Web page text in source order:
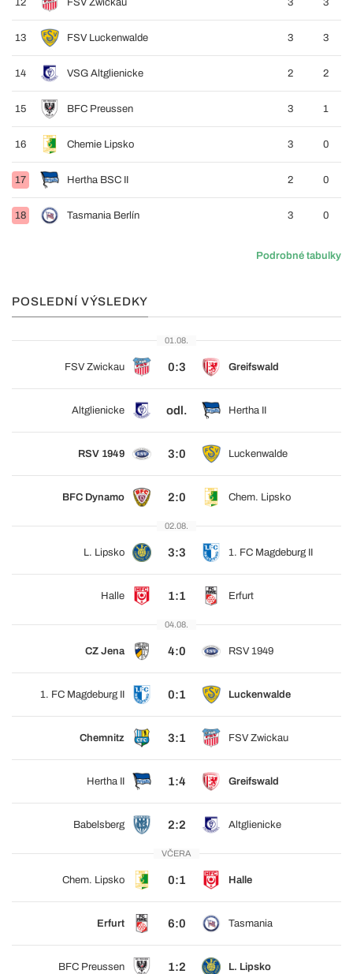
12 FSV Zwickau 3 3
13 FSV Luckenwalde 3 3
14 VSG Altglienicke 2 2
15 BFC Preussen 3 1
16 Chemie Lipsko 3 0
17 Hertha BSC II 2 0
18 Tasmania Berlín 3 0
Podrobné tabulky
POSLEDNÍ VÝSLEDKY
01.08.
FSV Zwickau 0:3 Greifswald
Altglienicke odl. Hertha II
RSV 1949 3:0 Luckenwalde
BFC Dynamo 2:0 Chem. Lipsko
02.08.
L. Lipsko 3:3 1. FC Magdeburg II
Halle 1:1 Erfurt
04.08.
CZ Jena 4:0 RSV 1949
1. FC Magdeburg II 0:1 Luckenwalde
Chemnitz 3:1 FSV Zwickau
Hertha II 1:4 Greifswald
Babelsberg 2:2 Altglienicke
VČERA
Chem. Lipsko 0:1 Halle
Erfurt 6:0 Tasmania
BFC Preussen 1:2 L. Lipsko